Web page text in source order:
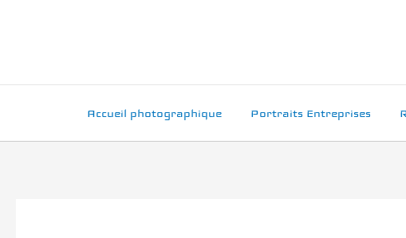
Accueil photographique Portraits Entreprises